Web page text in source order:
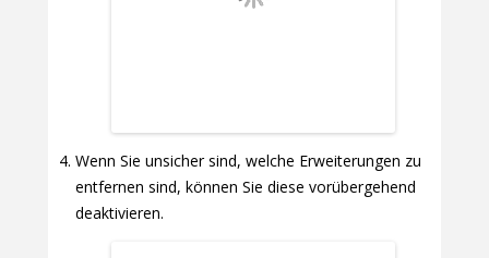
Wenn Sie unsicher sind, welche Erweiterungen zu
entfernen sind, können Sie diese vorübergehend
deaktivieren.